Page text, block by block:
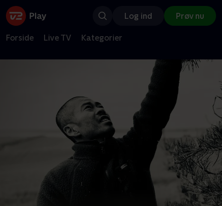
Log ind Prøv nu
Forside Live TV Kategorier